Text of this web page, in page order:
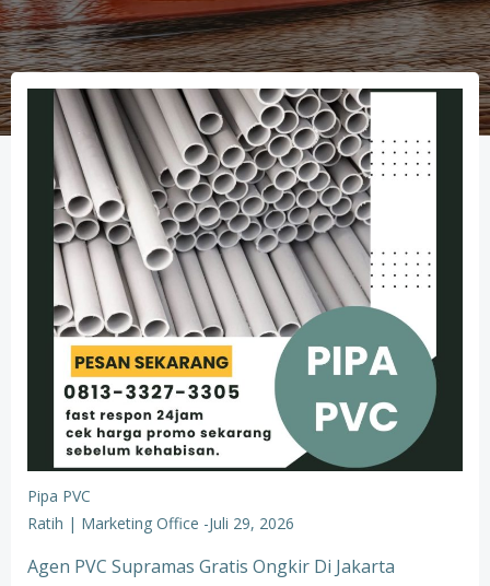
Pipa PVC
Ratih | Marketing Office -Juli 29, 2026
Agen PVC Supramas Gratis Ongkir Di Jakarta